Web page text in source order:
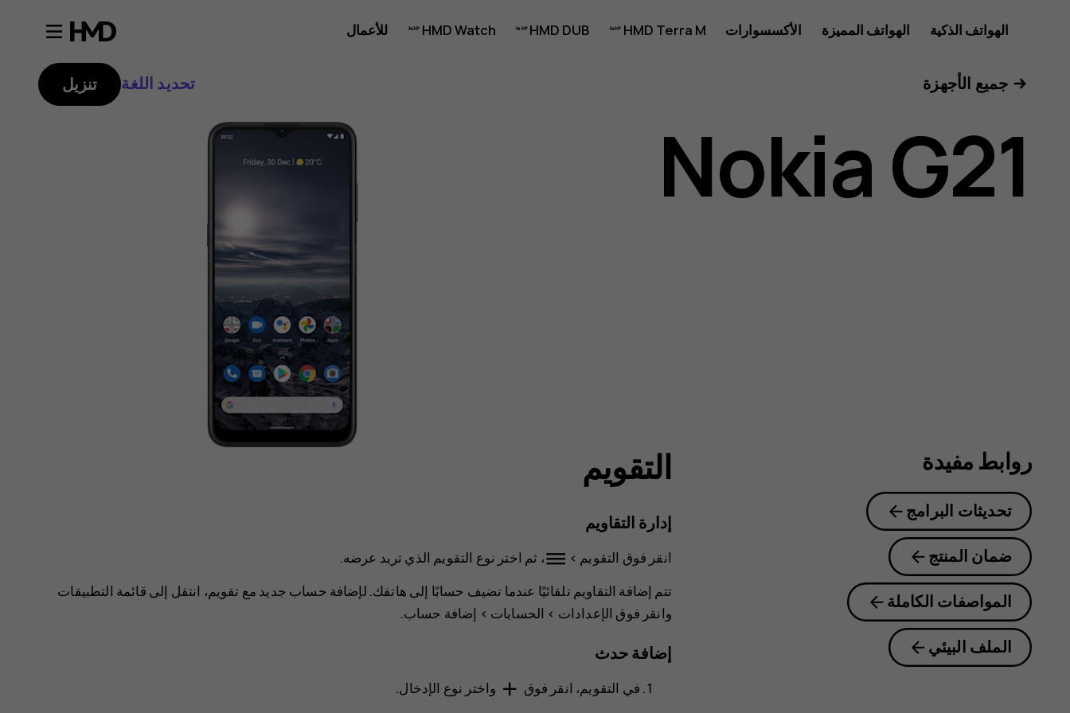
دليل
مستخدم
Nokia
الهواتف الذكية الهواتف المميزة الأكسسوارات HMD Terra M
HMD DUB
HMD Watch
للأعمال
جميع الأجهزة تحديد اللغة تنزيل
Nokia G21
التقويم
إدارة التقاويم
انقر فوق التقويم >
dehaze، ثم اختر نوع التقويم الذي تريد عرضه.
تتم إضافة التقاويم تلقائيًا عندما تضيف حسابًا إلى هاتفك. لإضافة حساب جديد مع تقويم، انتقل إلى ‏قائمة التطبيقات
وانقر فوق الإعدادات > الحسابات > إضافة حساب.
إضافة حدث
في التقويم، انقر فوق add واختر نوع الإدخال.
روابط مفيدة
تحديثات البرامج
ضمان المنتج
المواصفات الكاملة
الملف البيئي